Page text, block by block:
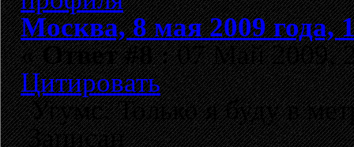
Москва, 8 мая 2009 года,
«Ответ #8 :07 Май 2009,
Цитировать
Угумс. Только я буду в
Записан